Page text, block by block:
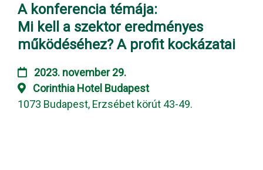
A konferencia témája:
Mi kell a szektor eredményes
működéséhez? A profit kockázatai
2023. november 29.
Corinthia Hotel Budapest
1073 Budapest, Erzsébet körút 43-49.